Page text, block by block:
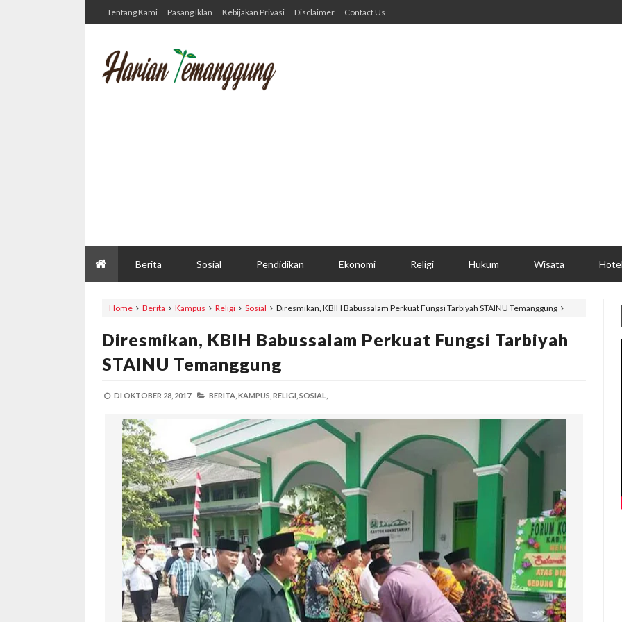
Tentang Kami Pasang Iklan Kebijakan Privasi Disclaimer Contact Us
Berita Sosial Pendidikan Ekonomi Religi Hukum Wisata Hotel
Home Berita Kampus Religi Sosial Diresmikan, KBIH Babussalam Perkuat Fungsi Tarbiyah STAINU Temanggung
Diresmikan, KBIH Babussalam Perkuat Fungsi Tarbiyah
STAINU Temanggung
DI OKTOBER 28, 2017 BERITA, KAMPUS, RELIGI, SOSIAL,